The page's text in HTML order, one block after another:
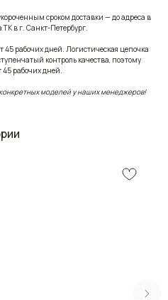
сроком доставки — до адреса в
в г. Санкт-Петербург.
45 рабочих дней. Логистическая цепочка
контроль качества, поэтому
45 рабочих дней.
моделей у наших менеджеров!